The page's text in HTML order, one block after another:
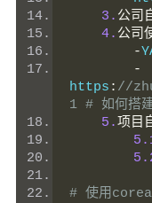
3. 公司
4. 公司
-
-
https : //
1 # 如何搭
5.项目
# 使用